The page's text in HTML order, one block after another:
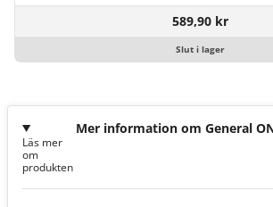
589,90 kr
Slut i lager
Mer information om General
Läs mer
om
produkten